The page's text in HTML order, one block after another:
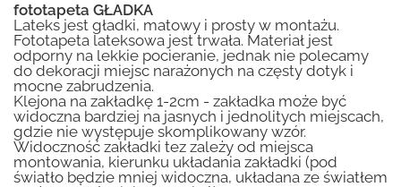
fototapeta GŁADKA
Lateks jest gładki, matowy i prosty w montażu.
Fototapeta lateksowa jest trwała. Materiał jest
odporny na lekkie pocieranie, jednak nie polecamy
do dekoracji miejsc narażonych na częsty dotyk i
mocne zabrudzenia.
Klejona na zakładkę 1-2cm - zakładka może być
widoczna bardziej na jasnych i jednolitych miejscach,
gdzie nie występuje skomplikowany wzór.
Widoczność zakładki tez zależy od miejsca
montowania, kierunku układania zakładki (pod
światło będzie mniej widoczna, układana ze światłem